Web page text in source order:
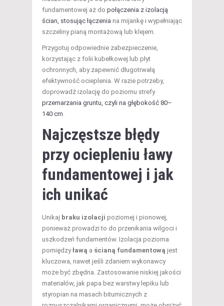
fundamentowej aż do połączenia z izolacją
ścian, stosując łączenia na mijankę i wypełniając
szczeliny pianą montażową lub klejem.
Przygotuj odpowiednie zabezpieczenie,
korzystając z folii kubełkowej lub płyt
ochronnych, aby zapewnić długotrwałą
efektywność ocieplenia. W razie potrzeby,
doprowadź izolację do poziomu strefy
przemarzania gruntu, czyli na głębokość 80–
140 cm
Najczęstsze błędy
przy ociepleniu ławy
fundamentowej i jak
ich unikać
Unikaj braku izolacji poziomej i pionowej,
ponieważ prowadzi to do przenikania wilgoci i
uszkodzeń fundamentów. Izolacja pozioma
pomiędzyławą a ścianą fundamentową jest
kluczowa, nawet jeśli zdaniem wykonawcy
może być zbędna. Zastosowanie niskiej jakości
materiałów, jak papa bez warstwy lepiku lub
styropian na masach bitumicznych z